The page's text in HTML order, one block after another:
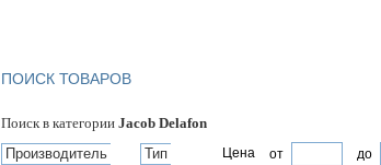
ПОИСК ТОВАРОВ
Поиск в категории Jacob Delafon
Производитель
Тип Цена от до